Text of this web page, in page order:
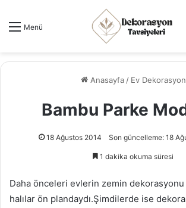
Menü
Anasayfa / Ev Dekorasyon
Bambu Parke
18 Ağustos 2014 Son güncelleme: 18
1 dakika okuma süresi
Daha önceleri evlerin zemin
halılar ön plandaydı.Şimdilerde ise